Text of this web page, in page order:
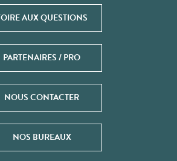
AUX QUESTIONS
PARTENAIRES / PRO
NOUS CONTACTER
NOS BUREAUX